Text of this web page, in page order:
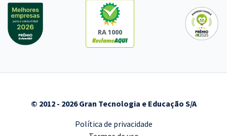
RA 1000
© 2012 - 2026 Gran Tecnologia e Educação S/A
Política de privacidade